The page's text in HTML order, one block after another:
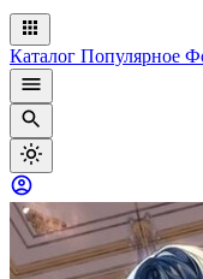
Каталог Популярное